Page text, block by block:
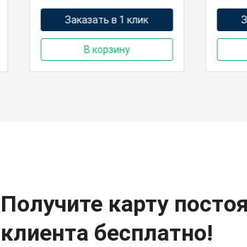
Заказать в 1 клик
В корзину
Получите карту
клиента бесплатно!